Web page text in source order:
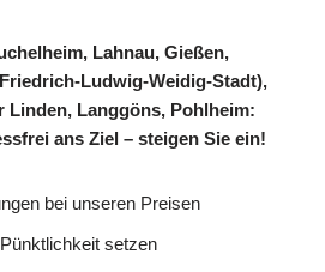
Lahnau, Gießen,
Ludwig-Weidig-Stadt),
Linden, Langgöns, Pohlheim:
ans Ziel – steigen Sie ein!
bei unseren Preisen
setzen